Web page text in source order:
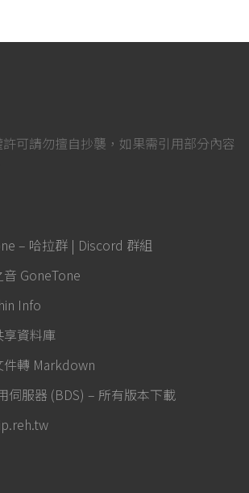
可請勿擅自抄襲，如果需引用部分內容
– 哈拉群 | Discord 群組
GoneTone
Info
資料庫
轉 Markdown
伺服器 (BDS) – 所有版本下載